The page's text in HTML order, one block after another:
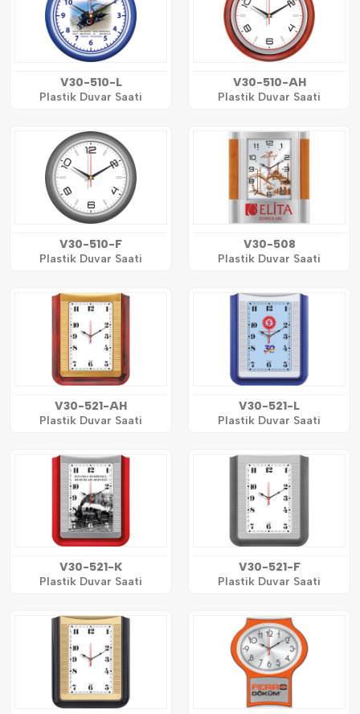
V30-510-L
Plastik Duvar Saati
V30-510-AH
Plastik Duvar Saati
V30-510-F
Plastik Duvar Saati
V30-508
Plastik Duvar Saati
V30-521-AH
Plastik Duvar Saati
V30-521-L
Plastik Duvar Saati
V30-521-K
Plastik Duvar Saati
V30-521-F
Plastik Duvar Saati